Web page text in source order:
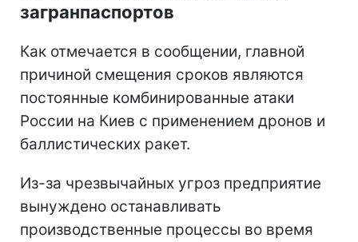
загранпаспортов
Как отмечается в сообщении, главной
причиной смещения сроков являются
постоянные комбинированные атаки
России на Киев с применением дронов и
баллистических ракет.
Из-за чрезвычайных угроз предприятие
вынуждено останавливать
производственные процессы во время